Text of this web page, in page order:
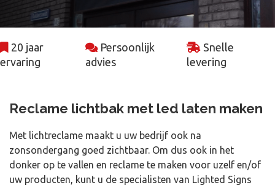
Freesletters
Projecten
20 jaar
ervaring
Persoonlijk
advies
Snelle
levering
Reclame lichtbak met led laten maken
Met lichtreclame maakt u uw bedrijf ook na
zonsondergang goed zichtbaar. Om dus ook in het
donker op te vallen en reclame te maken voor uzelf en/of
uw producten, kunt u de specialisten van Lighted Signs